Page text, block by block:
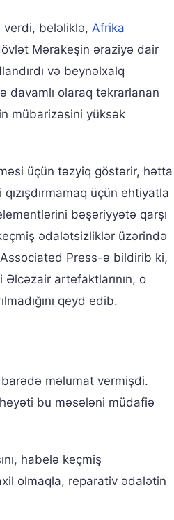
verdi, beləliklə, Afrika
Mərakeşin əraziyə dair
və beynəlxalq
davamlı olaraq təkrarlanan
mübarizəsini yüksək
üçün təzyiq göstərir, hətta
üçün ehtiyatla
bəşəriyyətə qarşı
ədalətsizliklər üzərində
Press-ə bildirib ki,
Əlcəzair artefaktlarının, o
qeyd edib.
barədə məlumat vermişdi.
bu məsələni müdafiə
habelə keçmiş
olmaqla, reparativ ədalətin